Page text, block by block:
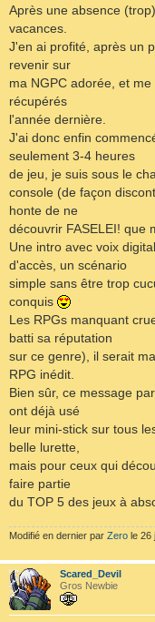
s
s
e
Après une absence
vacances.
J'en ai profité, après un
revenir sur
ma NGPC adorée, et
récupérés
l'année dernière.
J'ai donc enfin
seulement 3-4 heures
de jeu, je suis sous le
console (de façon
honte de ne
découvrir FASELEI! que
Une intro avec voix
d'accès, un scénario
simple sans être trop
conquis
Les RPGs manquant
batti sa réputation
sur ce genre), il serait
RPG inédit.
Bien sûr, ce message
ont déjà usé
leur mini-stick sur tous
belle lurette,
mais pour ceux qui
faire partie
du TOP 5 des jeux à
Modifié en dernier par Zero le 26
Scared_Devil
Gros Newbie